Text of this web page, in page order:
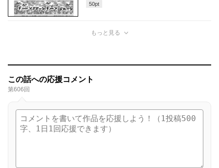
50pt
もっと見る
この話への応援コメント
第606回